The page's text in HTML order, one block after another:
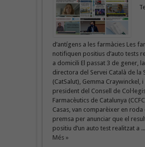
d’antígens a les farmàcies Les
notifiquen positius d’auto tests
a domicili El passat 3 de gener, la
directora del Servei Català de la
(CatSalut), Gemma Craywinckel, i
president del Consell de
Farmacèutics de Catalunya
Casas, van comparèixer en roda
premsa per anunciar que el
positiu d’un auto test realitzat a ...
Més »